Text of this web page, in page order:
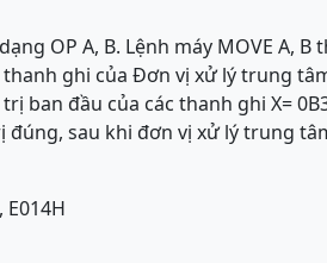
OP A, B. Lệnh máy MOVE A, B
thanh ghi của Đơn vị xử lý trung
ban đầu của các thanh ghi X=
đúng, sau khi đơn vị xử lý trung
E014H